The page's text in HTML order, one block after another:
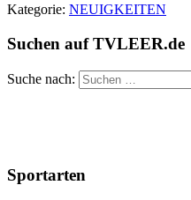
Kategorie: NEUIGKEITEN
Suchen auf TVLEER.de
Suche nach:
Sportarten